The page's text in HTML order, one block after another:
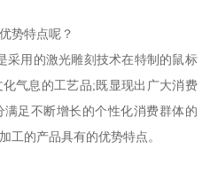
势特点呢？
采用的激光雕刻技术在特制的鼠标
气息的工艺品;既显现出广大消费
足不断增长的个性化消费群体的
工的产品具有的优势特点。